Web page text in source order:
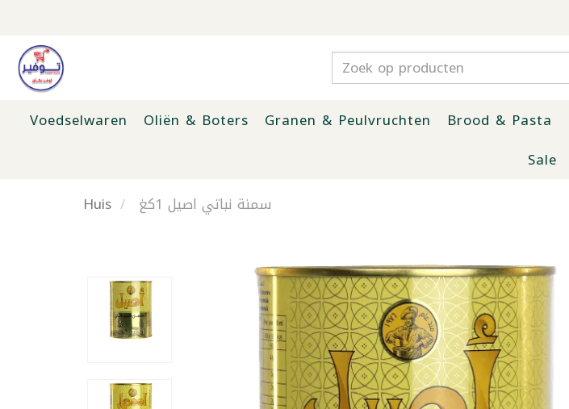
Voedselwaren Oliën & Boters Granen & Peulvruchten Brood & Pasta
Sale
Huis
سمنة نباتي اصيل 1كغ